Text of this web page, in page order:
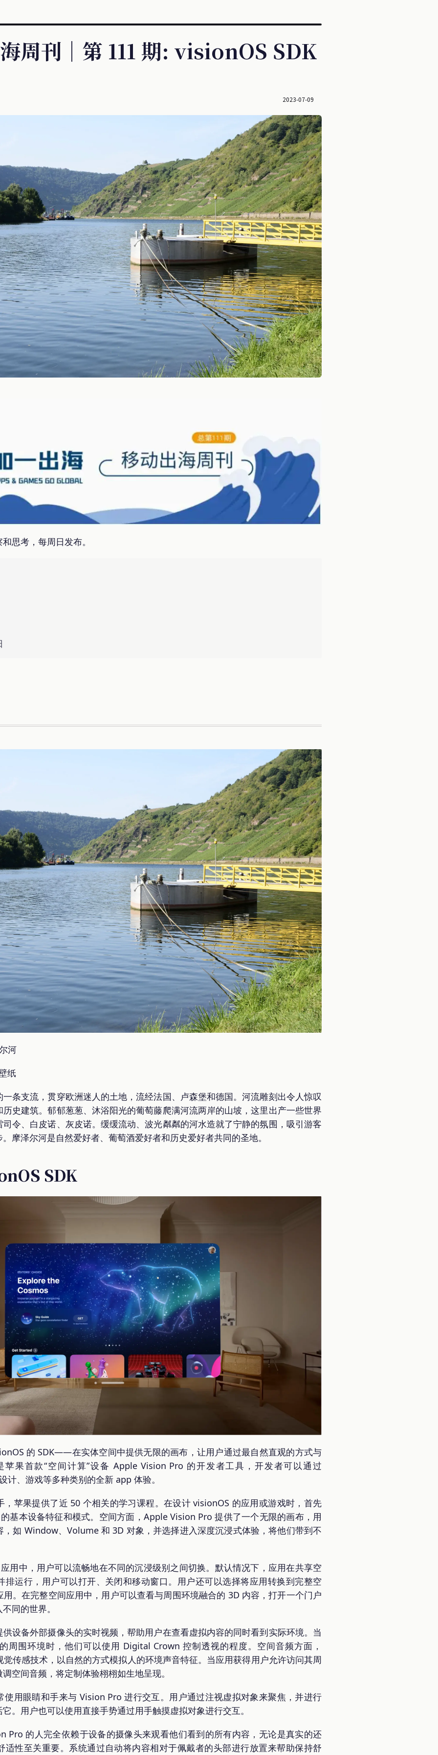
周刊｜第 111 期: visionOS SDK
2023-07-09
思考，每周日发布。
河
纸
条支流，贯穿欧洲迷人的土地，流经法国、卢森堡和德国。河流雕刻出令人惊叹
史建筑。郁郁葱葱、沐浴阳光的葡萄藤爬满河流两岸的山坡，这里出产一些世界
令、白皮诺、灰皮诺。缓缓流动、波光粼粼的河水造就了宁静的氛围，吸引游客
摩泽尔河是自然爱好者、葡萄酒爱好者和历史爱好者共同的圣地。
SDK
的 SDK——在实体空间中提供无限的画布，让用户通过最自然直观的方式与
苹果首款“空间计算”设备 Apple Vision Pro 的开发者工具，开发者可以通过
计、游戏等多种类别的全新 app 体验。
，苹果提供了近 50 个相关的学习课程。在设计 visionOS 的应用或游戏时，首先
基本设备特征和模式。空间方面，Apple Vision Pro 提供了一个无限的画布，用
，如 Window、Volume 和 3D 对象，并选择进入深度沉浸式体验，将他们带到不
用中，用户可以流畅地在不同的沉浸级别之间切换。默认情况下，应用在共享空
排运行，用户可以打开、关闭和移动窗口。用户还可以选择将应用转换到完整空
。在完整空间应用中，用户可以查看与周围环境融合的 3D 内容，打开一个门户
同的世界。
设备外部摄像头的实时视频，帮助用户在查看虚拟内容的同时看到实际环境。当
周围环境时，他们可以使用 Digital Crown 控制透视的程度。空间音频方面，
传感技术，以自然的方式模拟人的环境声音特征。当应用获得用户允许访问其周
空间音频，将定制体验栩栩如生地呈现。
使用眼睛和手来与 Vision Pro 进行交互。用户通过注视虚拟对象来聚焦，并进行
。用户也可以使用直接手势通过用手触摸虚拟对象进行交互。
Pro 的人完全依赖于设备的摄像头来观看他们看到的所有内容，无论是真实的还
适性至关重要。系统通过自动将内容相对于佩戴者的头部进行放置来帮助保持舒